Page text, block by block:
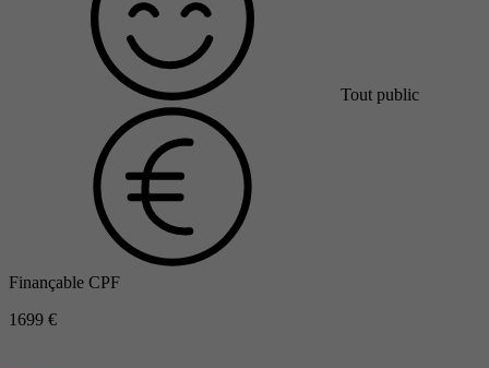
Tout public
Finançable CPF
1699 €